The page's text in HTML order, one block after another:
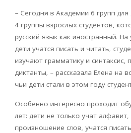
– Сегодня в Академии 6 групп
4 группы взрослых студентов,
русский язык как иностранный. На
дети учатся писать и читать,
изучают грамматику и синтаксис,
диктанты, – рассказала Елена на
чьи дети стали в этом году
Особенно интересно проходит
лет: дети не только учат
произношение слов, учатся